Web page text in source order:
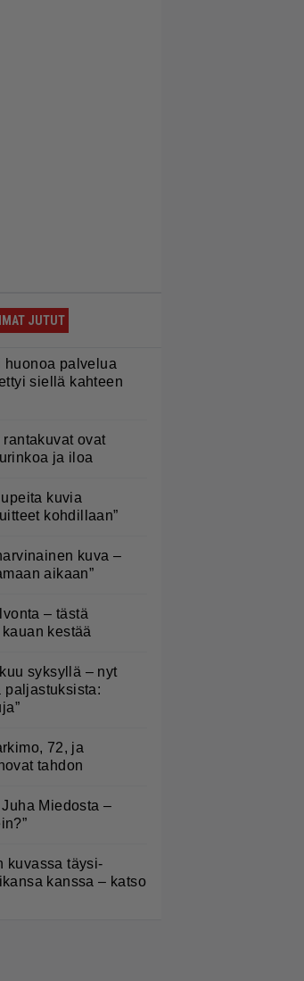
JUTUT
huonoa palvelua
siellä kahteen
ovat
ja iloa
kuvia
kohdillaan”
kuva –
aikaan”
– tästä
kestää
syksyllä – nyt
paljastuksista:
72, ja
tahdon
Miedosta –
kuvassa täysi-
kanssa – katso